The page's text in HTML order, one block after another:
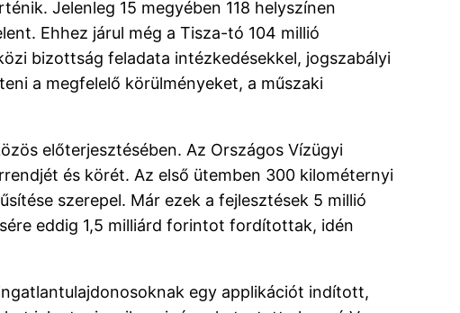
Jelenleg 15 megyében 118 helyszínen
Ehhez járul még a Tisza-tó 104 millió
bizottság feladata intézkedésekkel, jogszabályi
a megfelelő körülményeket, a műszaki
előterjesztésében. Az Országos Vízügyi
és körét. Az első ütemben 300 kilométernyi
szerepel. Már ezek a fejlesztések 5 millió
eddig 1,5 milliárd forintot fordítottak, idén
egy applikációt indított,